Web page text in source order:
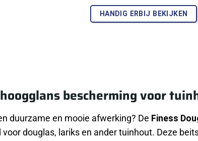
HANDIG ERBIJ BEKIJKEN
bescherming voor
duurzame en mooie afwerking? De Finess
douglas, lariks en ander tuinhout. Deze